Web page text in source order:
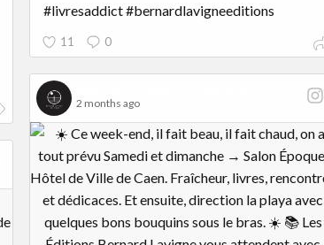
#livresaddict #bernardlavigneeditions
11 0
2 months ago